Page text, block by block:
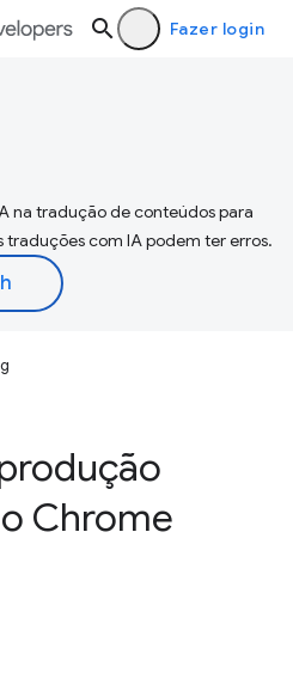
Fazer login
na tradução de conteúdos para
com IA podem ter erros.
Chrome